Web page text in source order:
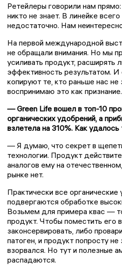
Ретейлеры говорили нам
никто не знает. В линейке
недостаточно. Нам
На первой международной
не обращали внимания. Но мы
усиливать продукт, расширять
эффективность результатом.
копируют те, кто раньше нас не
воспринимаю это как признание.
— Green Life вошел в топ-10
органических удобрений, а
взлетела на 310%. Как
— Я думаю, что секрет в
технологии. Продукт
аналогов ему на
рынке нет.
Практически все органические
подвергаются обработке
Возьмем для примера квас —
продукт. Чтобы поместить его
законсервировать, либо
патоген, и продукт попросту
взорвался. Но тут и полезные
распадаются.